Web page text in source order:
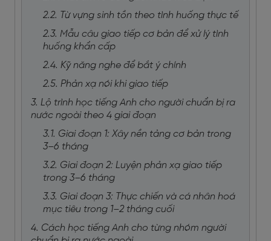
2.2. Từ vựng sinh tồn theo tình huống thực tế
2.3. Mẫu câu giao tiếp cơ bản để xử lý tình
huống khẩn cấp
2.4. Kỹ năng nghe để bắt ý chính
2.5. Phản xạ nói khi giao tiếp
3. Lộ trình học tiếng Anh cho người chuẩn bị ra
nước ngoài theo 4 giai đoạn
3.1. Giai đoạn 1: Xây nền tảng cơ bản trong
3–6 tháng
3.2. Giai đoạn 2: Luyện phản xạ giao tiếp
trong 3–6 tháng
3.3. Giai đoạn 3: Thực chiến và cá nhân hoá
mục tiêu trong 1–2 tháng cuối
4. Cách học tiếng Anh cho từng nhóm người